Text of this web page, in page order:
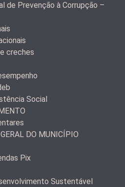
de Prevenção à Corrupção –
creches
Social
DO MUNICÍPIO
Pix
Sustentável